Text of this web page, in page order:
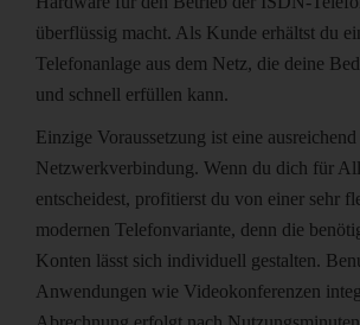
überflüssig macht. Als Kunde erhältst du
Telefonanlage aus dem Netz, die deine
und schnell erfüllen kann.
Einzige Voraussetzung ist eine ausreichend
Netzwerkverbindung. Wenn du dich für
entscheidest, profitierst du von einer sehr
modernen Telefonvariante, denn die
Konten lässt sich individuell gestalten.
Anwendungen wie Videokonferenzen